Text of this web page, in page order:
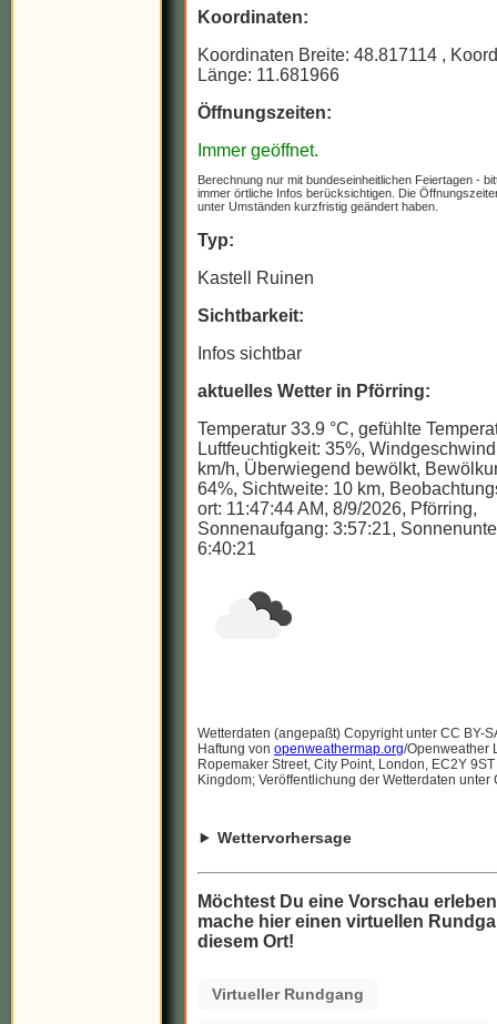
Koordinaten:
Koordinaten Breite: 48.817114 ,
Länge: 11.681966
Öffnungszeiten:
Immer geöffnet.
Berechnung nur mit bundeseinheitlichen Feiertagen -
immer örtliche Infos berücksichtigen. Die
unter Umständen kurzfristig geändert haben.
Typ:
Kastell Ruinen
Sichtbarkeit:
Infos sichtbar
aktuelles Wetter in Pförring:
Temperatur 33.9 °C, gefühlte
Luftfeuchtigkeit: 35%,
km/h, Überwiegend bewölkt,
64%, Sichtweite: 10 km,
ort: 11:47:44 AM, 8/9/2026, Pförring,
Sonnenaufgang: 3:57:21,
6:40:21
Wetterdaten (angepaßt) Copyright unter CC BY-
Haftung von openweathermap.org/Openweather
Ropemaker Street, City Point, London, EC2Y
Kingdom; Veröffentlichung der Wetterdaten unter
Wettervorhersage
Möchtest Du eine Vorschau
mache hier einen virtuellen
diesem Ort!
Virtueller Rundgang